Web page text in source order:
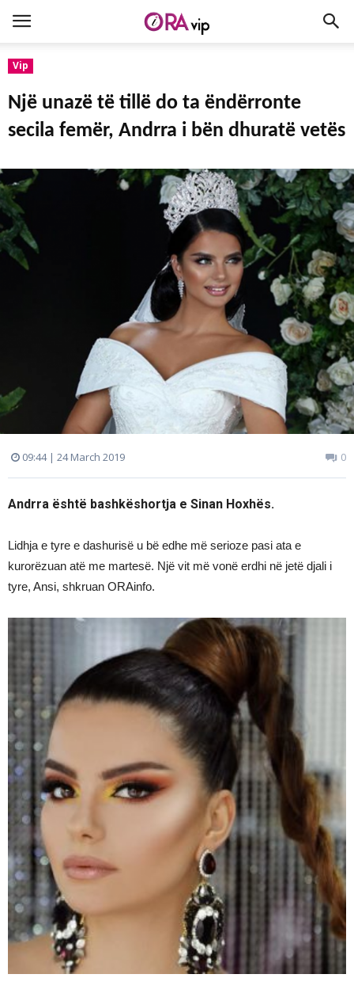
Vip
Një unazë të tillë do ta ëndërronte
secila femër, Andrra i bën dhuratë vetës
09:44 | 24 March 2019 0
Andrra është bashkëshortja e Sinan Hoxhës.
Lidhja e tyre e dashurisë u bë edhe më serioze pasi ata e
kurorëzuan atë me martesë. Një vit më vonë erdhi në jetë djali i
tyre, Ansi, shkruan ORAinfo.